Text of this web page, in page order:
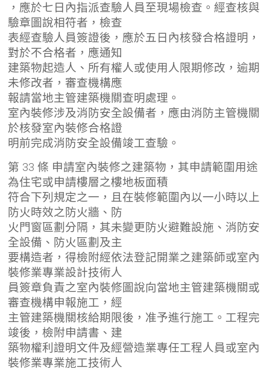
，應於七日內指派查驗人員至現場檢查。經查核與
驗章圖說相符者，檢查
表經查驗人員簽證後，應於五日內核發合格證明，
對於不合格者，應通知
建築物起造人、所有權人或使用人限期修改，逾期
未修改者，審查機構應
報請當地主管建築機關查明處理。
室內裝修涉及消防安全設備者，應由消防主管機關
於核發室內裝修合格證
明前完成消防安全設備竣工查驗。
第 33 條 申請室內裝修之建築物，其申請範圍用途
為住宅或申請樓層之樓地板面積
符合下列規定之一，且在裝修範圍內以一小時以上
防火時效之防火牆、防
火門窗區劃分隔，其未變更防火避難設施、消防安
全設備、防火區劃及主
要構造者，得檢附經依法登記開業之建築師或室內
裝修業專業設計技術人
員簽章負責之室內裝修圖說向當地主管建築機關或
審查機構申報施工，經
主管建築機關核給期限後，准予進行施工。工程完
竣後，檢附申請書、建
築物權利證明文件及經營造業專任工程人員或室內
裝修業專業施工技術人